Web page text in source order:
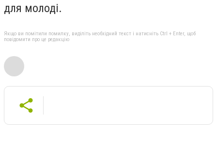
для молоді.
Якщо ви помітили помилку, виділіть необхідний текст і натисніть Ctrl + Enter, щоб
повідомити про це редакцію